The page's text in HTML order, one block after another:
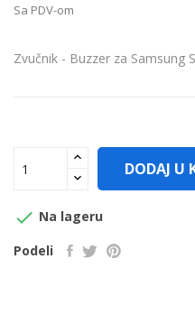
Sa PDV-om
Zvučnik - Buzzer za Samsung
DODAJ U
 Na lageru
Podeli